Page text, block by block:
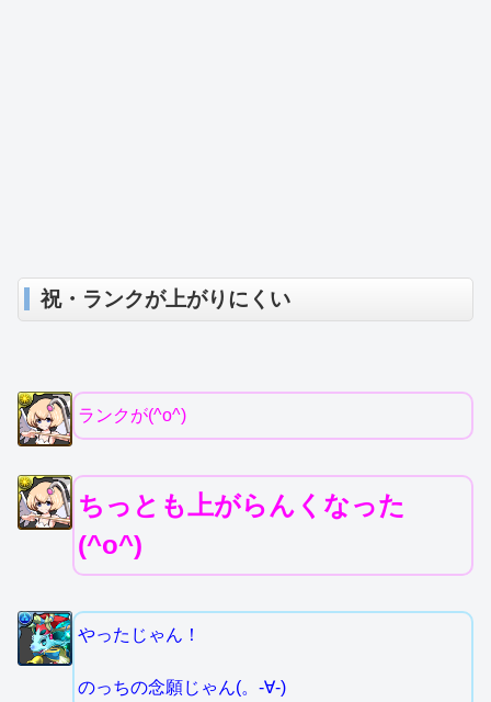
祝・ランクが上がりにくい
ランクが(^o^)
ちっとも上がらんくなった
(^o^)
やったじゃん！
のっちの念願じゃん(。-∀-)